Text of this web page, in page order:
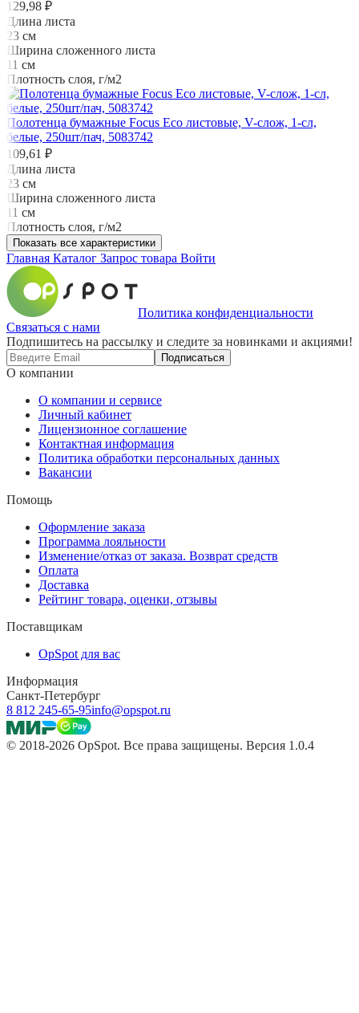
129,98 ₽
Длина листа
23 см
Ширина сложенного листа
11 см
Плотность слоя, г/м2
Полотенца бумажные Focus Eco листовые, V-слож, 1-сл,
белые, 250шт/пач, 5083742
109,61 ₽
Длина листа
23 см
Ширина сложенного листа
11 см
Плотность слоя, г/м2
Показать все характеристики
Главная Каталог Запрос товара Войти
Политика конфиденциальности
Связаться с нами
Подпишитесь на рассылку и следите за новинками и акциями!
Подписаться
О компании
О компании и сервисе
Личный кабинет
Лицензионное соглашение
Контактная информация
Политика обработки персональных данных
Вакансии
Помощь
Оформление заказа
Программа лояльности
Изменение/отказ от заказа. Возврат средств
Оплата
Доставка
Рейтинг товара, оценки, отзывы
Поставщикам
OpSpot для вас
Информация
Санкт-Петербург
8 812 245-65-95info@opspot.ru
© 2018-2026 OpSpot. Все права защищены. Версия 1.0.4